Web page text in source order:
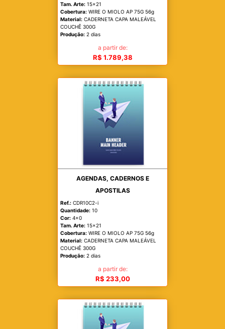
Tam. Arte: 15x21
Cobertura: WIRE O MIOLO AP 75G 56g
Material: CADERNETA CAPA MALEÁVEL
COUCHÊ 300G
Produção: 2 dias
a partir de:
R$ 1.789,38
AGENDAS, CADERNOS E
APOSTILAS
Ref.: CDR10C2-i
Quantidade: 10
Cor: 4x0
Tam. Arte: 15x21
Cobertura: WIRE O MIOLO AP 75G 56g
Material: CADERNETA CAPA MALEÁVEL
COUCHÊ 300G
Produção: 2 dias
a partir de:
R$ 233,00